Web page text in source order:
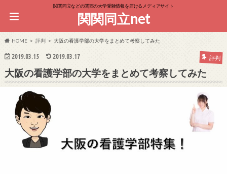
関関同立などの関西の大学受験情報を届けるメディアサイト
関関同立net
HOME 評判 大阪の看護学部の大学をまとめて考察してみた
2019.03.15 2019.03.17 評判
大阪の看護学部の大学をまとめて考察してみた